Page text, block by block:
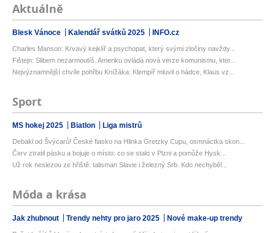
Aktuálně
Blesk Vánoce Kalendář svátků 2025 INFO.cz
Charles Manson: Krvavý kejklíř a psychopat, který svými zločiny navždy...
Fištejn: Slibem nezarmoutíš. Ameriku ovládá nová verze komunismu, kter...
Nejvýznamnější chvíle pohřbu Knížáka: Klempíř mluvil o hádce, Klaus vz...
Sport
MS hokej 2025 Biatlon Liga mistrů
Debakl od Švýcarů! České fiasko na Hlinka Gretzky Cupu, osmnáctka skon...
Červ ztratil pásku a bojuje o místo: co se stalo v Plzni a pomůže Hysk...
Už rok neslezou ze hřiště: talisman Slavie i železný Srb. Kdo nechyběl...
Móda a krása
Jak zhubnout Trendy nehty pro jaro 2025 Nové make-up trendy